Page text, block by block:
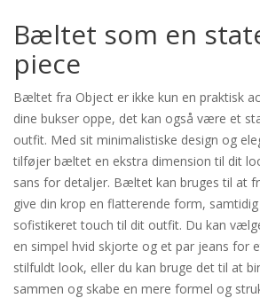
Bæltet som en
piece
Bæltet fra Object er ikke kun en praktisk
dine bukser oppe, det kan også være et
outfit. Med sit minimalistiske design og
tilføjer bæltet en ekstra dimension til dit
sans for detaljer. Bæltet kan bruges til at
give din krop en flatterende form,
sofistikeret touch til dit outfit. Du kan
en simpel hvid skjorte og et par jeans for
stilfuldt look, eller du kan bruge det til at
sammen og skabe en mere formel og